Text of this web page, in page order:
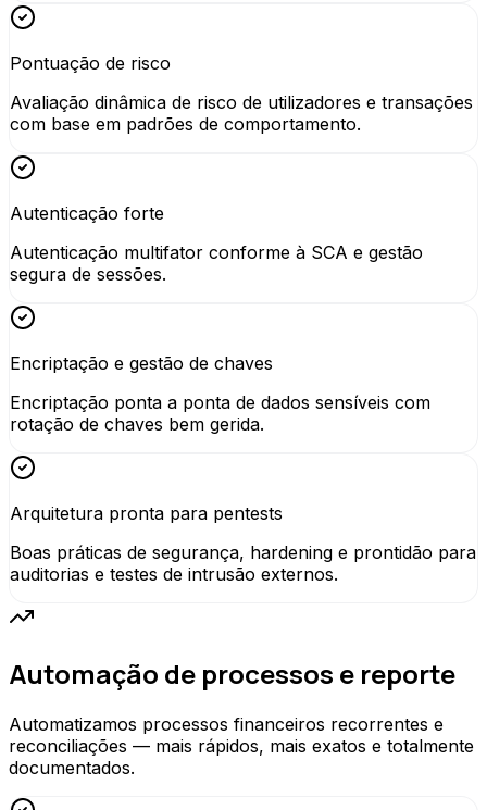
Pontuação de risco
Avaliação dinâmica de risco de utilizadores e transações
com base em padrões de comportamento.
Autenticação forte
Autenticação multifator conforme à SCA e gestão
segura de sessões.
Encriptação e gestão de chaves
Encriptação ponta a ponta de dados sensíveis com
rotação de chaves bem gerida.
Arquitetura pronta para pentests
Boas práticas de segurança, hardening e prontidão para
auditorias e testes de intrusão externos.
Automação de processos e reporte
Automatizamos processos financeiros recorrentes e
reconciliações — mais rápidos, mais exatos e totalmente
documentados.